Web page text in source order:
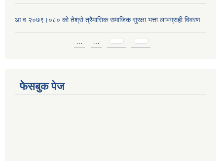
आ व २०७९।०८० को तेश्रो त्रैमासिक समाजिक सुरक्षा भत्ता लाभग्राही विवरण
फेसबुक पेज